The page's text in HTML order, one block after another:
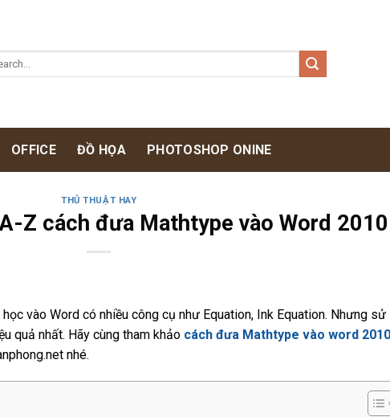
OFFICE ĐỒ HỌA PHOTOSHOP ONINE
THỦ THUẬT HAY
Z cách đưa Mathtype vào Word 2010
vào Word có nhiều công cụ như Equation, Ink Equation. Nhưng sử
quả nhất. Hãy cùng tham khảo cách đưa Mathtype vào word 2010
nhé.